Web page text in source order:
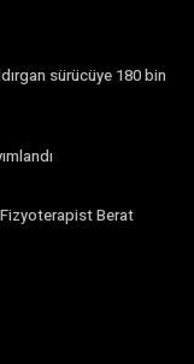
sürücüye 180 bin
Berat